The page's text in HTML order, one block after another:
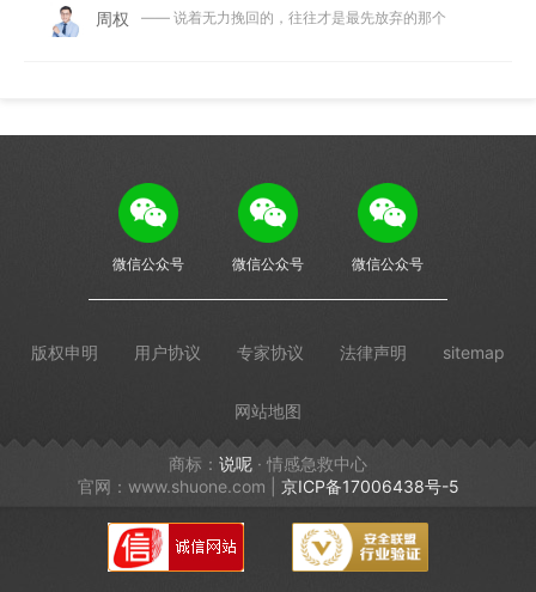
周权 —— 说着无力挽回的，往往才是最先放弃的那个
微信公众号 微信公众号 微信公众号
版权申明 用户协议 专家协议 法律声明 sitemap
网站地图
商标： 说呢 · 情感急救中心
官网：www.shuone.com | 京ICP备17006438号-5